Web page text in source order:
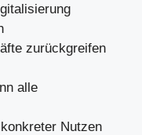
zurückgreifen
alle
Nutzen